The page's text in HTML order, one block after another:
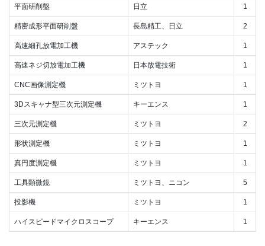
平面研削盤 日立 1
精密成形平面研削盤 長島精工、日立 2
高速細孔放電加工機 アステック 1
高速ネジ切放電加工機 日本放電技術 1
CNC画像測定機 ミツトヨ 1
3Dスキャナ型三次元測定機 キーエンス 1
三次元測定機 ミツトヨ 2
形状測定機 ミツトヨ 1
真円度測定機 ミツトヨ 1
工具顕微鏡 ミツトヨ、ニコン 5
投影機 ミツトヨ 1
ハイスピードマイクロスコープ キーエンス 1